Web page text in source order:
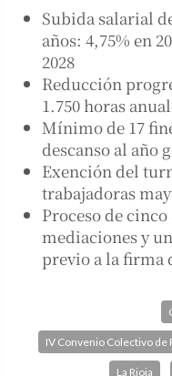
Subida salarial
años: 4,75% en
2028
Reducción
1.750 horas
Mínimo de 17
descanso al año
Exención del
trabajadoras
Proceso de
mediaciones y
previo a la firma
IV Convenio Colectivo de
La Rioja